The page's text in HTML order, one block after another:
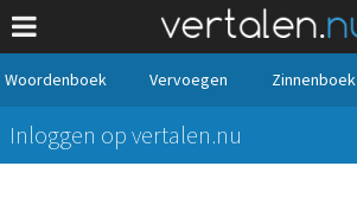
Woordenboek Vervoegen Zinnenboek
Inloggen op vertalen.nu